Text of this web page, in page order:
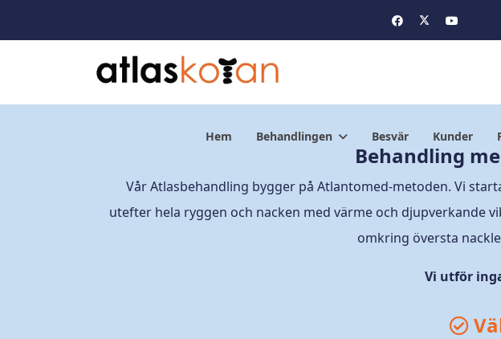
Hem Behandlingen Besvär Kunder
Behandling
Vår Atlasbehandling bygger på Atlantomed-metoden. Vi
utefter hela ryggen och nacken med värme och djupverkande
omkring översta
Vi utför